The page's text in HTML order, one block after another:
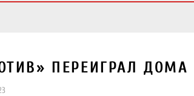
ПЕРЕИГРАЛ ДОМА